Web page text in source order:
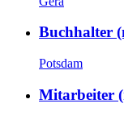
Buchhalter
Potsdam
Mitarbeiter